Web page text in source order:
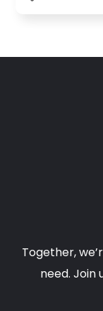
Together,
need. Join